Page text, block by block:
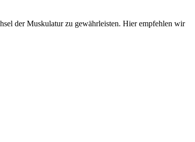
der Muskulatur zu gewährleisten. Hier empfehlen wir